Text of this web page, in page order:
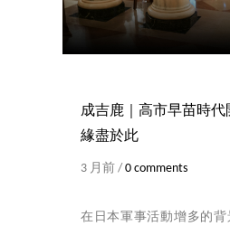
成吉鹿｜高市早苗時代
緣盡於此
3 月前 / 0 comments
在日本軍事活動增多的